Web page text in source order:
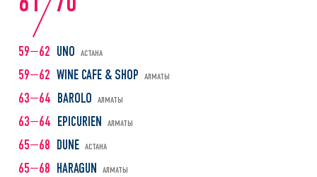
61 70
59—62 UNO АСТАНА
59—62 WINE CAFE & SHOP АЛМАТЫ
63—64 BAROLO АЛМАТЫ
63—64 EPICURIEN АЛМАТЫ
65—68 DUNE АСТАНА
65—68 HARAGUN АЛМАТЫ